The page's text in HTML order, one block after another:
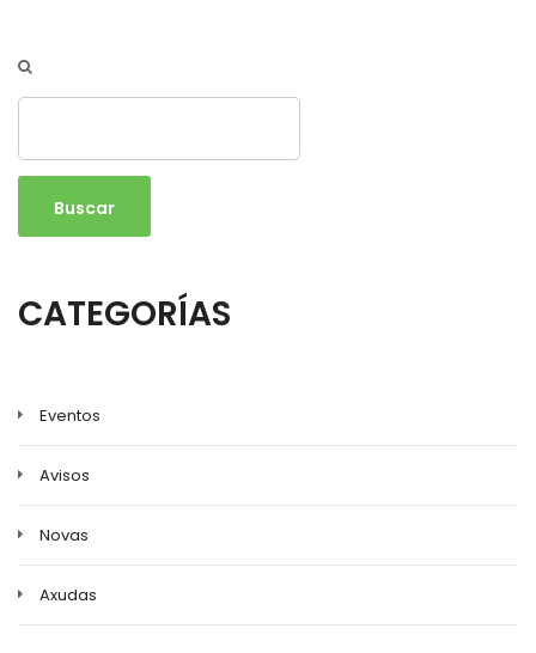
CATEGORÍAS
Eventos
Avisos
Novas
Axudas